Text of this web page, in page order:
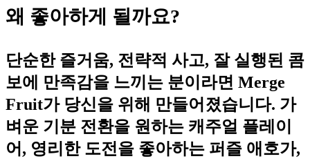
왜 좋아하게 될까요?
단순한 즐거움, 전략적 사고, 잘 실행된 콤
보에 만족감을 느끼는 분이라면 Merge
Fruit가 당신을 위해 만들어졌습니다. 가
벼운 기분 전환을 원하는 캐주얼 플레이
어, 영리한 도전을 좋아하는 퍼즐 애호가,